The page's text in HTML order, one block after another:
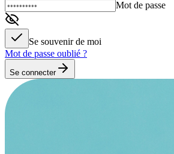
Mot de passe
Se souvenir de moi
Mot de passe oublié ?
Se connecter